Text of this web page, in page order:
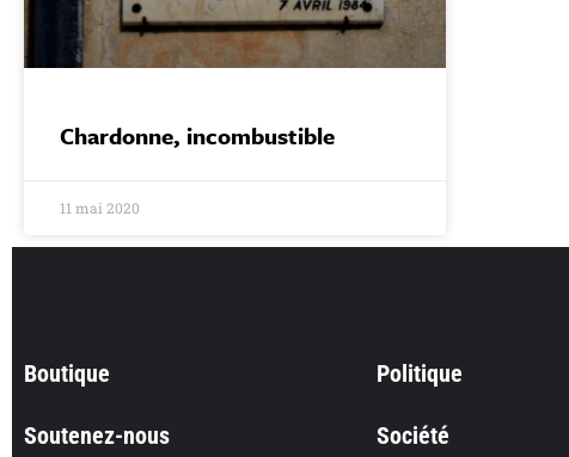
Chardonne, incombustible
11 mai 2020
Boutique
Soutenez-nous
Politique
Société